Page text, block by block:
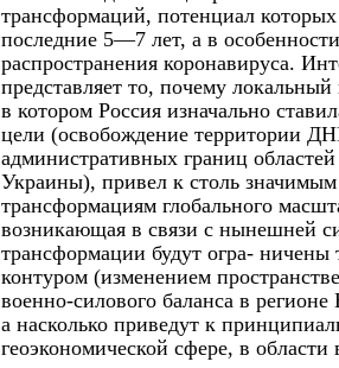
трансформаций, потенциал
последние 5—7 лет, а в
распространения коронавируса.
представляет то, почему
в котором Россия изначально
цели (освобождение территории
административных границ
Украины), привел к столь
трансформациям глобального
возникающая в связи с нынешней
трансформации будут огра- ничены
контуром (изменением
военно-силового баланса в
а насколько приведут к
геоэкономической сфере, в